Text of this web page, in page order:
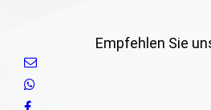
Empfehlen Sie